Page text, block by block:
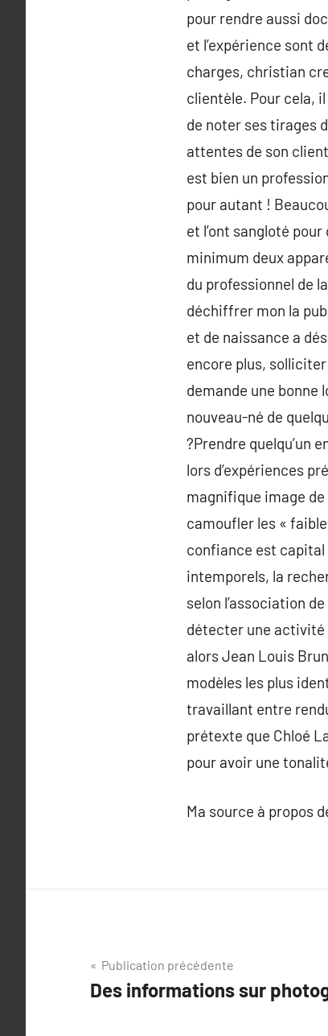
pour rendre aussi
et l’expérience sont
charges, christian
clientèle. Pour cela,
de noter ses tirages
attentes de son
est bien un
pour autant !
et l’ont sangloté
minimum deux
du professionnel de
déchiffrer mon la
et de naissance a
encore plus,
demande une bonne
nouveau-né de
?Prendre quelqu’un
lors d’expériences
magnifique image
camoufler les «
confiance est
intemporels, la
selon l’association
détecter une activité
alors Jean Louis
modèles les plus
travaillant entre
prétexte que Chloé
pour avoir une
Ma source à propos
Navigation
de
Publication précédente
Des informations sur